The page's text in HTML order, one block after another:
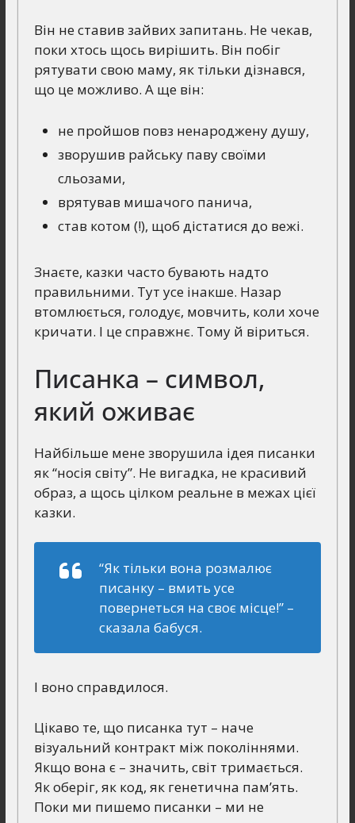
Він не ставив зайвих запитань. Не чекав,
поки хтось щось вирішить. Він побіг
рятувати свою маму, як тільки дізнався,
що це можливо. А ще він:
не пройшов повз ненароджену душу,
зворушив райську паву своїми
сльозами,
врятував мишачого панича,
став котом (!), щоб дістатися до вежі.
Знаєте, казки часто бувають надто
правильними. Тут усе інакше. Назар
втомлюється, голодує, мовчить, коли хоче
кричати. І це справжнє. Тому й віриться.
Писанка – символ,
який оживає
Найбільше мене зворушила ідея писанки
як “носія світу”. Не вигадка, не красивий
образ, а щось цілком реальне в межах цієї
казки.
“Як тільки вона розмалює
писанку – вмить усе
повернеться на своє місце!”–
сказала бабуся.
І воно справдилося.
Цікаво те, що писанка тут – наче
візуальний контракт між поколіннями.
Якщо вона є – значить, світ тримається.
Як оберіг, як код, як генетична пам’ять.
Поки ми пишемо писанки – ми не